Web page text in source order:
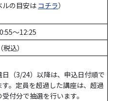
ルの目安は コチラ）
～12:25
込）
日（3/24）以降は、申込日付順で
す。定員を超過した講座は、超過
付分で抽選を行います。